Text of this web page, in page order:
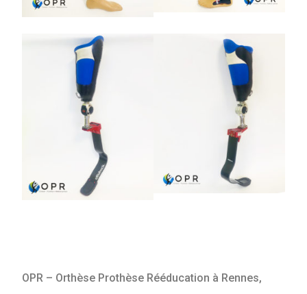
OPR – Orthèse Prothèse Rééducation à Rennes,